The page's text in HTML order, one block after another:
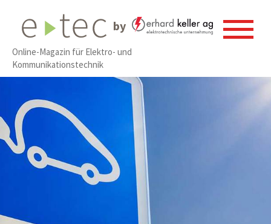
by
Online-Magazin für Elektro- und
Kommunikationstechnik